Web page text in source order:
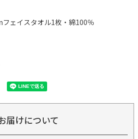
ェイスタオル1枚・綿100％
届けについて